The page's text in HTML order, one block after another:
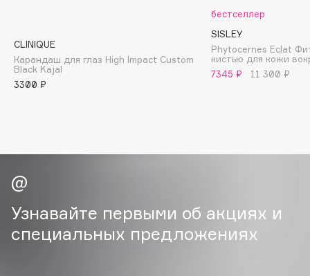
Corimo
CosRX
Cottolina
D
DABO
CLINIQUE
Карандаш для глаз High Impact Custom
Black Kajal
3300 ₽
бестселлер
SISLEY
Phytocernes Eclat
кистью для кожи
7345 ₽
11 300 ₽
Узнавайте первыми об акциях и
специальных предложениях